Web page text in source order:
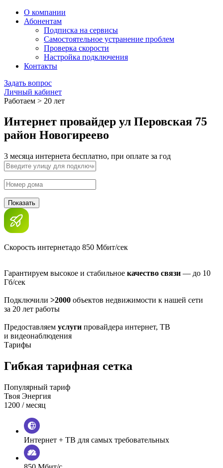
О компании
Абонентам
Подписка на сервисы
Самостоятельное устранение проблем
Проверка скорости
Настройка подключения
Контакты
Задать вопрос
Личный кабинет
Работаем > 20 лет
Интернет провайдер ул Перовская 75
район Новогиреево
3 месяца интернета бесплатно, при оплате за год
Показать
Скорость интернетадо 850 Мбит/сек
Гарантируем высокое и стабильное качество связи — до 10
Гб/сек
Подключили >2000 объектов недвижимости к нашей сети
за 20 лет работы
Предоставляем услуги провайдера интернет, ТВ
и видеонаблюдения
Тарифы
Гибкая тарифная сетка
Популярный тариф
Твоя Энергия
1200 / месяц
Интернет + ТВ для самых требовательных